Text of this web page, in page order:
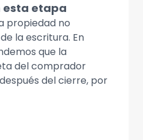
esta etapa
propiedad no
la escritura. En
que la
del comprador
del cierre, por